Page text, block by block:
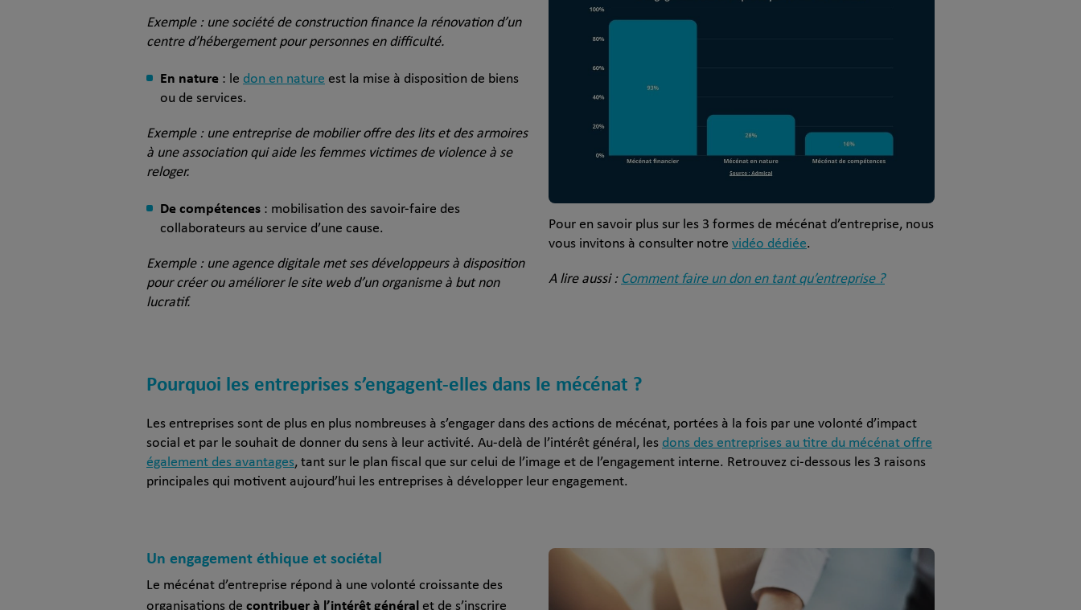
Exemple : une société de construction finance la rénovation d’un
centre d’hébergement pour personnes en difficulté.
En nature : le don en nature est la mise à disposition de biens
ou de services.
Exemple : une entreprise de mobilier offre des lits et des armoires
à une association qui aide les femmes victimes de violence à se
reloger.
De compétences : mobilisation des savoir-faire des
collaborateurs au service d’une cause.
Exemple : une agence digitale met ses développeurs à disposition
pour créer ou améliorer le site web d’un organisme à but non
lucratif.
Pour en savoir plus sur les 3 formes de mécénat d’entreprise, nous
vous invitons à consulter notre vidéo dédiée.
A lire aussi : Comment faire un don en tant qu’entreprise ?
Pourquoi les entreprises s’engagent-elles dans le mécénat ?
Les entreprises sont de plus en plus nombreuses à s’engager dans des actions de mécénat, portées à la fois par une volonté d’impact
social et par le souhait de donner du sens à leur activité. Au‑delà de l’intérêt général, les dons des entreprises au titre du mécénat offre
également des avantages, tant sur le plan fiscal que sur celui de l’image et de l’engagement interne. Retrouvez ci-dessous les 3 raisons
principales qui motivent aujourd’hui les entreprises à développer leur engagement.
Un engagement éthique et sociétal
Le mécénat d’entreprise répond à une volonté croissante des
organisations de contribuer à l’intérêt général et de s’inscrire